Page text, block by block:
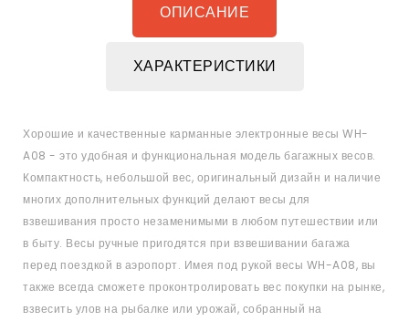
ОПИСАНИЕ
ХАРАКТЕРИСТИКИ
Хорошие и качественные карманные электронные весы WH-
A08 - это удобная и функциональная модель багажных весов.
Компактность, небольшой вес, оригинальный дизайн и наличие
многих дополнительных функций делают весы для
взвешивания просто незаменимыми в любом путешествии или
в быту. Весы ручные пригодятся при взвешивании багажа
перед поездкой в аэропорт. Имея под рукой весы WH-A08, вы
также всегда сможете проконтролировать вес покупки на рынке,
взвесить улов на рыбалке или урожай, собранный на